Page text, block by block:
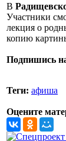
В
Участники
лекция о
копию
Подпишись
Теги: афиша
Оцените